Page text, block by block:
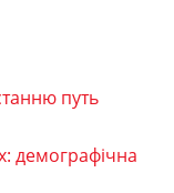
путь
демографічна